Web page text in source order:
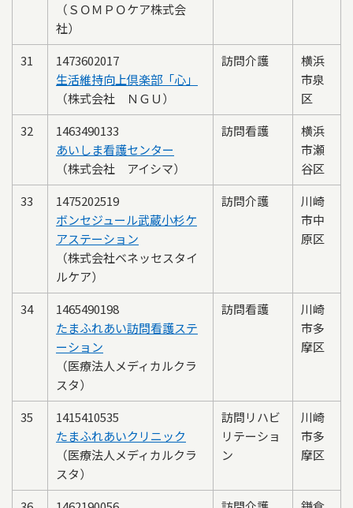
（ＳＯＭＰＯケア株式会
社）
31
1473602017
生活維持向上倶楽部「心」
（株式会社 ＮＧＵ）
訪問介護
横浜
市泉
区
32
1463490133
あいしま看護センター
（株式会社 アイシマ）
訪問看護
横浜
市瀬
谷区
33
1475202519
ボンセジュール武蔵小杉ケ
アステーション
（株式会社ベネッセスタイ
ルケア）
訪問介護
川崎
市中
原区
34
1465490198
たまふれあい訪問看護ステ
ーション
（医療法人メディカルクラ
スタ）
訪問看護
川崎
市多
摩区
35
1415410535
たまふれあいクリニック
（医療法人メディカルクラ
スタ）
訪問リハビ
リテーショ
ン
川崎
市多
摩区